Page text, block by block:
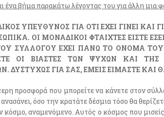
ένα βήμα παρακάτω λέγοντας του για άλλη μια
ΥΠΕΥΘΥΝΟΣ ΓΙΑ ΟΤΙ ΕΧΕΙ ΓΙΝΕΙ ΚΑΙ
ΟΙ ΜΟΝΑΔΙΚΟΙ ΦΤΑΙΧΤΕΣ ΕΙΣΤΕ
ΣΥΛΛΟΓΟΥ ΕΧΕΙ ΠΑΝΩ ΤΟ ΟΝΟΜΑ
ΟΙ ΒΙΑΣΤΕΣ ΤΩΝ ΨΥΧΩΝ ΚΑΙ
ΔΥΣΤΥΧΩΣ ΓΙΑ ΣΑΣ, ΕΜΕΙΣ ΕΙΜΑΣΤΕ ΚΑΙ
προσφορά που μπορείτε να κάνετε στον
όσο την κρατάτε δέσμια τόσο θα
κόσμο, αναμενόμενο. Αυτός ο κόσμος που